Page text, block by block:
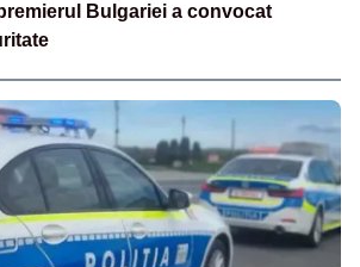
Bulgariei a convocat